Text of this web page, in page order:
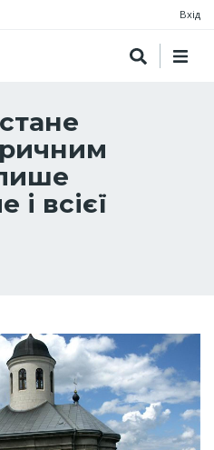
Вхід
і всієї